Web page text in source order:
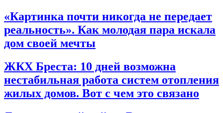
«Картинка почти никогда не передает
реальность». Как молодая пара искала
дом своей мечты
ЖКХ Бреста: 10 дней возможна
нестабильная работа систем отопления
жилых домов. Вот с чем это связано